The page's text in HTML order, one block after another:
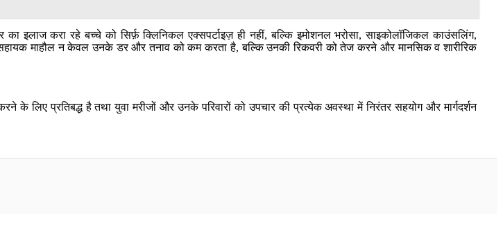
करा रहे बच्चे को सिर्फ़ क्लिनिकल एक्सपर्टाइज़ ही नहीं, बल्कि इमोशनल भरोसा, साइकोलॉजिकल काउंसलिंग,
माहौल न केवल उनके डर और तनाव को कम करता है, बल्कि उनकी रिकवरी को तेज करने और मानसिक व शारीरिक
लिए प्रतिबद्ध है तथा युवा मरीजों और उनके परिवारों को उपचार की प्रत्येक अवस्था में निरंतर सहयोग और मार्गदर्शन